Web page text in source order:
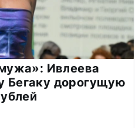
Ивлеева
Бегаку дорогущую